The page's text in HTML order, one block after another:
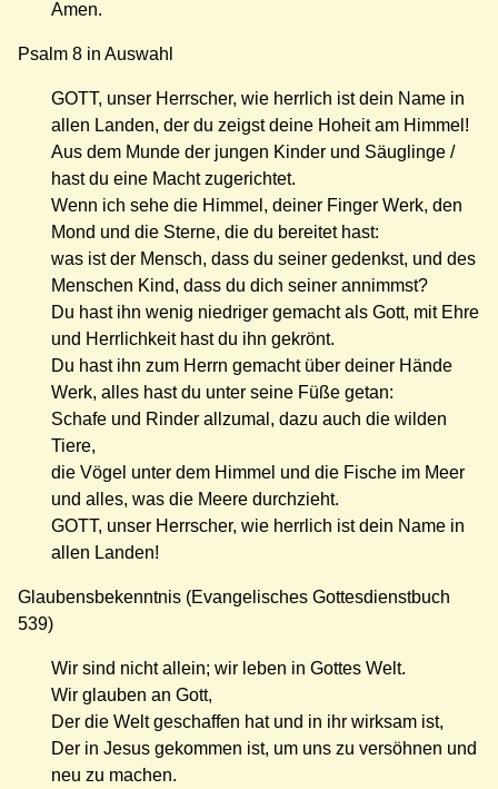
Amen.
Psalm 8 in Auswahl
GOTT, unser Herrscher, wie herrlich ist dein Name in
allen Landen, der du zeigst deine Hoheit am Himmel!
Aus dem Munde der jungen Kinder und Säuglinge /
hast du eine Macht zugerichtet.
Wenn ich sehe die Himmel, deiner Finger Werk, den
Mond und die Sterne, die du bereitet hast:
was ist der Mensch, dass du seiner gedenkst, und des
Menschen Kind, dass du dich seiner annimmst?
Du hast ihn wenig niedriger gemacht als Gott, mit Ehre
und Herrlichkeit hast du ihn gekrönt.
Du hast ihn zum Herrn gemacht über deiner Hände
Werk, alles hast du unter seine Füße getan:
Schafe und Rinder allzumal, dazu auch die wilden
Tiere,
die Vögel unter dem Himmel und die Fische im Meer
und alles, was die Meere durchzieht.
GOTT, unser Herrscher, wie herrlich ist dein Name in
allen Landen!
Glaubensbekenntnis (Evangelisches Gottesdienstbuch
539)
Wir sind nicht allein; wir leben in Gottes Welt.
Wir glauben an Gott,
Der die Welt geschaffen hat und in ihr wirksam ist,
Der in Jesus gekommen ist, um uns zu versöhnen und
neu zu machen.